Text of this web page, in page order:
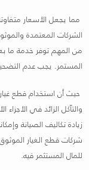
مما يجعل الأسعار
الشركات المعتمدة
من المهم توفر خدمة ما
المستمر. يجب عدم
حيث أن استخدام قطع
والتآكل الزائد في
زيادة تكاليف الصيانة
شركات قطع الغيار
للمال المستثمر فيه.